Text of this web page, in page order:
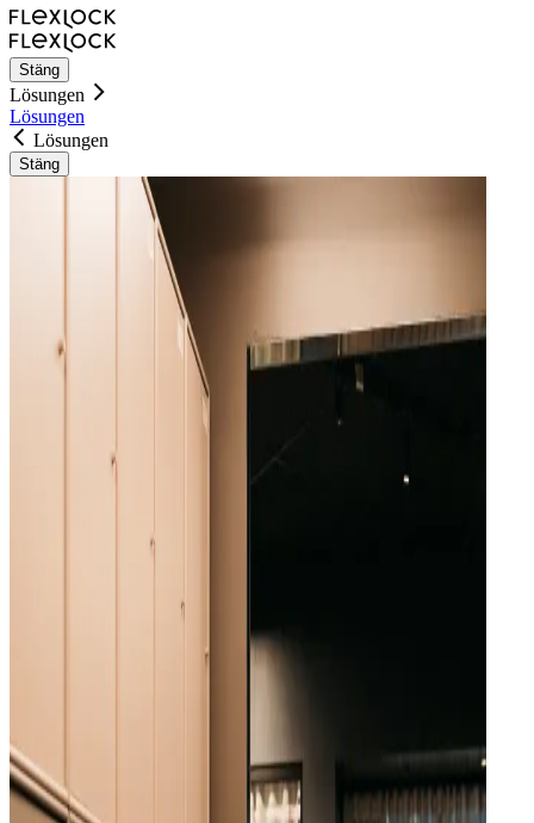
Stäng
Lösungen
Lösungen
Lösungen
Stäng